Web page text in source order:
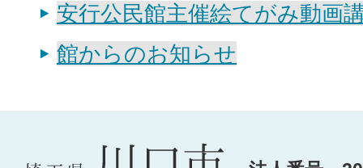
安行公民館主催絵てがみ動画
館からのお知らせ